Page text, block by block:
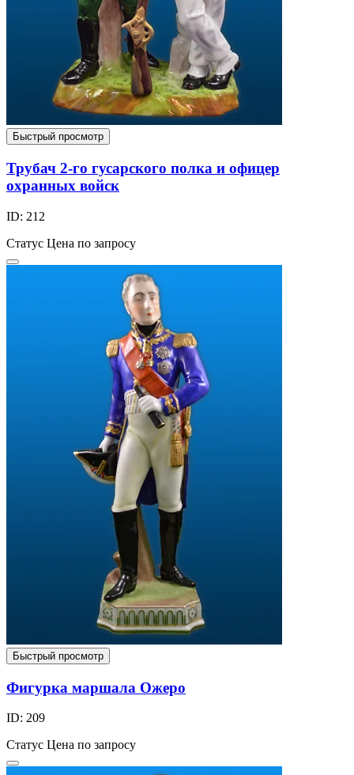
Быстрый просмотр
Трубач 2-го гусарского полка и офицер
охранных войск
ID: 212
Статус Цена по запросу
Быстрый просмотр
Фигурка маршала Ожеро
ID: 209
Статус Цена по запросу